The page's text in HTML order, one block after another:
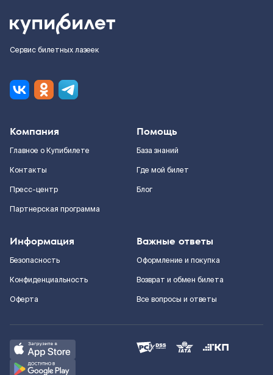
Сервис билетных лазеек
Компания
Главное о Купибилете
Контакты
Пресс-центр
Партнерская программа
Помощь
База знаний
Где мой билет
Блог
Информация
Безопасность
Конфиденциальность
Оферта
Важные ответы
Оформление и покупка
Возврат и обмен билета
Все вопросы и ответы